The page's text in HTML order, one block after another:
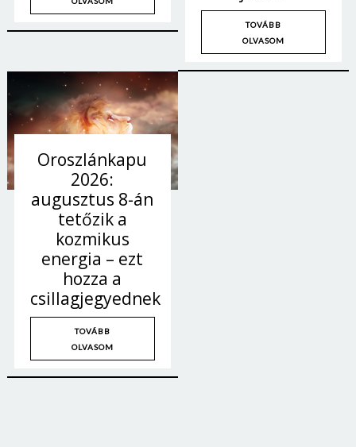
TOVÁBB
OLVASOM
Oroszlánkapu
2026:
augusztus 8-án
tetőzik a
kozmikus
energia – ezt
hozza a
csillagjegyednek
TOVÁBB
OLVASOM